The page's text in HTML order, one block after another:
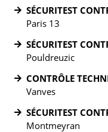
SÉCURITEST
Paris 13
SÉCURITEST
Pouldreuzic
CONTRÔLE
Vanves
SÉCURITEST
Montmeyran